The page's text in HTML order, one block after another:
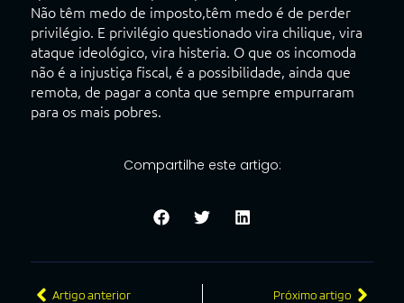
Não têm medo de imposto,têm medo é de perder
privilégio. E privilégio questionado vira chilique, vira
ataque ideológico, vira histeria. O que os incomoda
não é a injustiça fiscal, é a possibilidade, ainda que
remota, de pagar a conta que sempre empurraram
para os mais pobres.
Compartilhe este artigo:
Artigo anterior Próximo artigo